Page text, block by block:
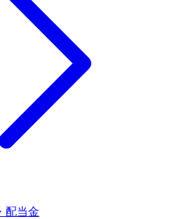
配当金